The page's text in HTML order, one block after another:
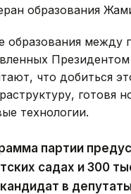
образования
образования
что добиться
готовя
технологии.
партии
садах и 300
в